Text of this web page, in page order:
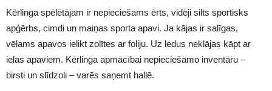
Kērlinga spēlētājam ir nepieciešams ērts, vidēji silts sportisks
apģērbs, cimdi un maiņas sporta apavi. Ja kājas ir salīgas,
vēlams apavos ielikt zolītes ar foliju. Uz ledus neklājas kāpt ar
ielas apaviem. Kērlinga apmācībai nepieciešamo inventāru –
birsti un slīdzoli – varēs saņemt hallē.